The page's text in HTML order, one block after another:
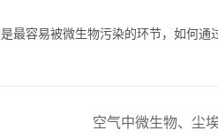
最容易被微生物污染的环节，如何
空气中微生物、尘